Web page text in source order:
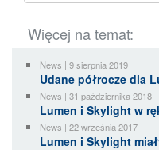
Więcej na temat:
News | 9 sierpnia 2019
Udane półrocze dla
News | 31 października 2018
Lumen i Skylight w
News | 22 września 2017
Lumen i Skylight